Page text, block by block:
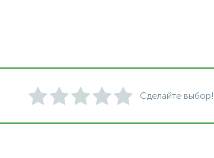
Сделайте выбор!